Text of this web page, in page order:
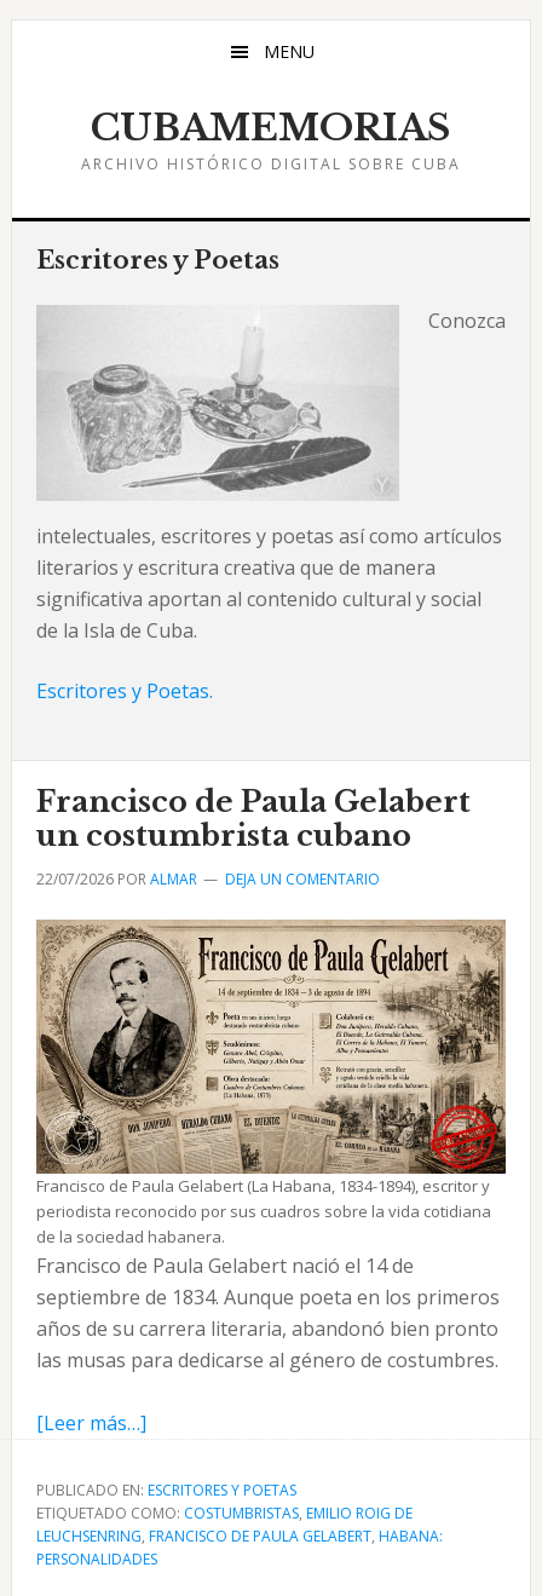
Saltar
Saltar
Saltar
MENU
CUBAMEMORIAS
ARCHIVO HISTÓRICO DIGITAL SOBRE CUBA
Escritores y Poetas
Conozca
intelectuales, escritores y poetas así como artículos
literarios y escritura creativa que de manera
significativa aportan al contenido cultural y social
de la Isla de Cuba.
Escritores y Poetas.
Francisco de Paula Gelabert
un costumbrista cubano
22/07/2026PORALMAR DEJA UN COMENTARIO
Francisco de Paula Gelabert (La Habana, 1834-1894), escritor y
periodista reconocido por sus cuadros sobre la vida cotidiana
de la sociedad habanera.
Francisco de Paula Gelabert nació el 14 de
septiembre de 1834. Aunque poeta en los primeros
años de su carrera literaria, abandonó bien pronto
las musas para dedicarse al género de costumbres.
[Leer más…]acerca
Francisco
de
Paula
PUBLICADO EN: ESCRITORES Y POETAS
ETIQUETADO COMO: COSTUMBRISTAS, EMILIO ROIG DE
LEUCHSENRING, FRANCISCO DE PAULA GELABERT, HABANA:
PERSONALIDADES